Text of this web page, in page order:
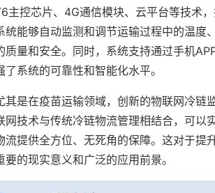
主控芯片、4G通信模块、云平台等技术
能够自动监测和调节运输过程中的温度
量和安全。同时，系统支持通过手机
系统的可靠性和智能化水平。
是在疫苗运输领域，创新的物联网冷链
技术与传统冷链物流管理相结合，可以
提供全方位、无死角的保障。这对于提
的现实意义和广泛的应用前景。